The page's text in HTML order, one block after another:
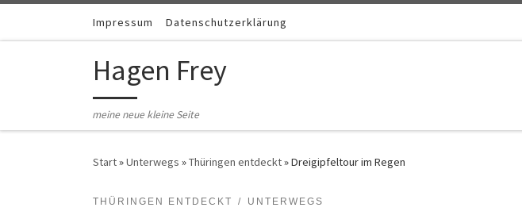
Zum Inhalt springenImpressum Datenschutzerklärung
Hagen Frey
meine neue kleine Seite
Start»Unterwegs »Thüringen entdeckt»Dreigipfeltour im Regen
THÜRINGEN ENTDECKT UNTERWEGS